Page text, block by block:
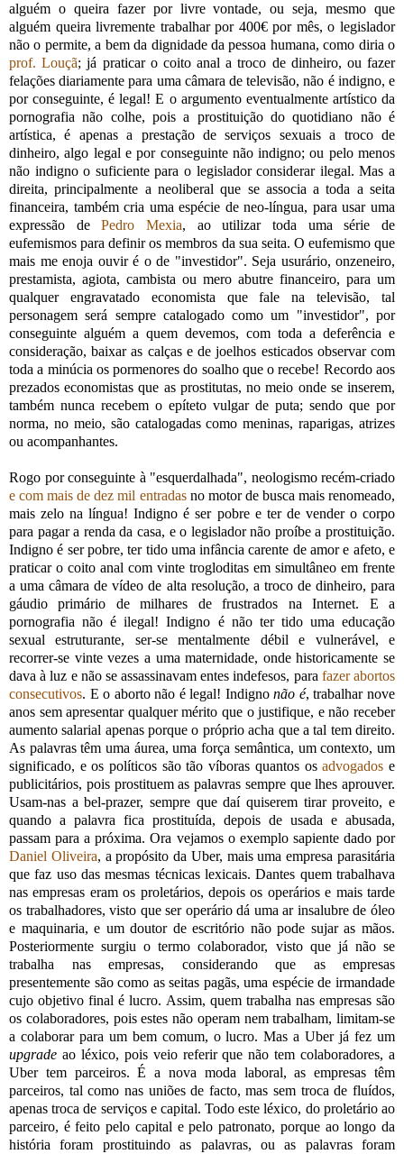
alguém o queira fazer por livre vontade, ou seja, mesmo que
alguém queira livremente trabalhar por 400€ por mês, o legislador
não o permite, a bem da dignidade da pessoa humana, como diria o
prof. Louçã; já praticar o coito anal a troco de dinheiro, ou fazer
felações diariamente para uma câmara de televisão, não é indigno, e
por conseguinte, é legal! E o argumento eventualmente artístico da
pornografia não colhe, pois a prostituição do quotidiano não é
artística, é apenas a prestação de serviços sexuais a troco de
dinheiro, algo legal e por conseguinte não indigno; ou pelo menos
não indigno o suficiente para o legislador considerar ilegal. Mas a
direita, principalmente a neoliberal que se associa a toda a seita
financeira, também cria uma espécie de neo-língua, para usar uma
expressão dePedro Mexia, ao utilizar toda uma série de
eufemismos para definir os membros da sua seita. O eufemismo que
mais me enoja ouvir é o de "investidor". Seja usurário, onzeneiro,
prestamista, agiota, cambista ou mero abutre financeiro, para um
qualquer engravatado economista que fale na televisão, tal
personagem será sempre catalogado como um "investidor", por
conseguinte alguém a quem devemos, com toda a deferência e
consideração, baixar as calças e de joelhos esticados observar com
toda a minúcia os pormenores do soalho que o recebe! Recordo aos
prezados economistas que as prostitutas, no meio onde se inserem,
também nunca recebem o epíteto vulgar de puta; sendo que por
norma, no meio, são catalogadas como meninas, raparigas, atrizes
ou acompanhantes.
Rogo por conseguinte à "esquerdalhada", neologismo recém-criado
e com mais de dez mil entradasno motor de busca mais renomeado,
mais zelo na língua! Indigno é ser pobre e ter de vender o corpo
para pagar a renda da casa, e o legislador não proíbe a prostituição.
Indigno é ser pobre, ter tido uma infância carente de amor e afeto, e
praticar o coito anal com vinte trogloditas em simultâneo em frente
a uma câmara de vídeo de alta resolução, a troco de dinheiro, para
gáudio primário de milhares de frustrados na Internet. E a
pornografia não é ilegal! Indigno é não ter tido uma educação
sexual estruturante, ser-se mentalmente débil e vulnerável, e
recorrer-se vinte vezes a uma maternidade, onde historicamente se
dava à luz e não se assassinavam entes indefesos, para fazer abortos
consecutivos. E o aborto não é legal! Indignonão é, trabalhar nove
anos sem apresentar qualquer mérito que o justifique, e não receber
aumento salarial apenas porque o próprio acha que a tal tem direito.
As palavras têm uma áurea, uma força semântica, um contexto, um
significado, e os políticos são tão víboras quantos osadvogados e
publicitários, pois prostituem as palavras sempre que lhes aprouver.
Usam-nas a bel-prazer, sempre que daí quiserem tirar proveito, e
quando a palavra fica prostituída, depois de usada e abusada,
passam para a próxima. Ora vejamos o exemplo sapiente dado por
Daniel Oliveira, a propósito da Uber, mais uma empresa parasitária
que faz uso das mesmas técnicas lexicais. Dantes quem trabalhava
nas empresas eram os proletários, depois os operários e mais tarde
os trabalhadores, visto que ser operário dá uma ar insalubre de óleo
e maquinaria, e um doutor de escritório não pode sujar as mãos.
Posteriormente surgiu o termo colaborador, visto que já não se
trabalha nas empresas, considerando que as empresas
presentemente são como as seitas pagãs, uma espécie de irmandade
cujo objetivo final é lucro. Assim, quem trabalha nas empresas são
os colaboradores, pois estes não operam nem trabalham, limitam-se
a colaborar para um bem comum, o lucro. Mas a Uber já fez um
upgrade ao léxico, pois veio referir que não tem colaboradores, a
Uber tem parceiros. É a nova moda laboral, as empresas têm
parceiros, tal como nas uniões de facto, mas sem troca de fluídos,
apenas troca de serviços e capital. Todo este léxico, do proletário ao
parceiro, é feito pelo capital e pelo patronato, porque ao longo da
história foram prostituindo as palavras, ou as palavras foram